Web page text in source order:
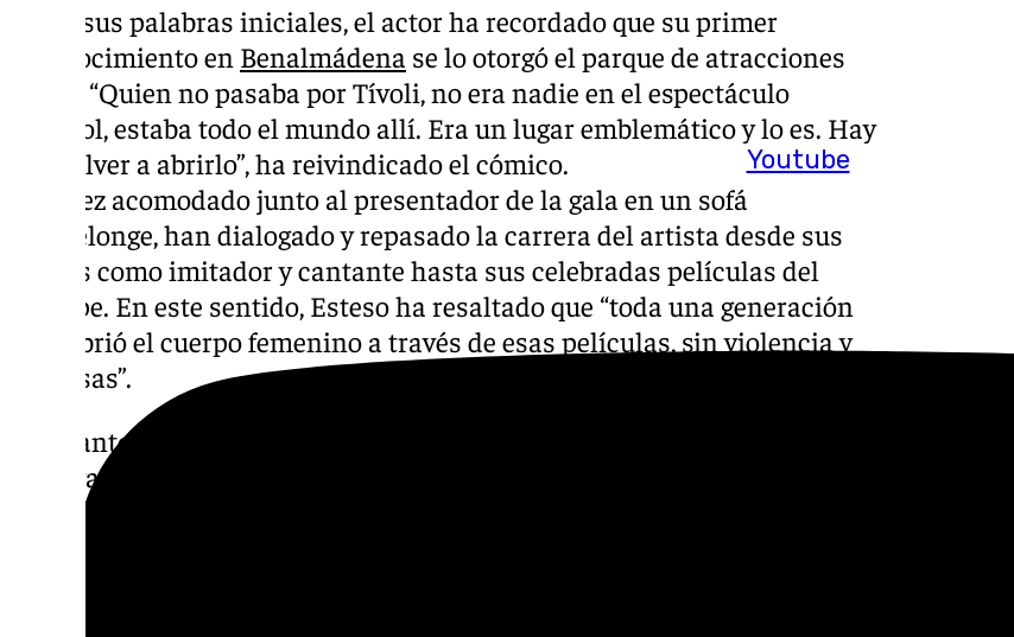
Youtube
Entre sus palabras iniciales, el actor ha recordado que su primer
reconocimiento en Benalmádena se lo otorgó el parque de atracciones
Tívoli. “Quien no pasaba por Tívoli, no era nadie en el espectáculo
español, estaba todo el mundo allí. Era un lugar emblemático y lo es. Hay
que volver a abrirlo”, ha reivindicado el cómico.
Una vez acomodado junto al presentador de la gala en un sofá
chaiselonge, han dialogado y repasado la carrera del artista desde sus
inicios como imitador y cantante hasta sus celebradas películas del
destape. En este sentido, Esteso ha resaltado que “toda una generación
descubrió el cuerpo femenino a través de esas películas, sin violencia y
con risas”.
En cuanto al galardón, el intérprete ha reconocido que es un premio que
entrega un pueblo y que él siempre se ha considerado un actor del pueblo
y para el pueblo. “Me gusta estar cerca del público, es un valor de la